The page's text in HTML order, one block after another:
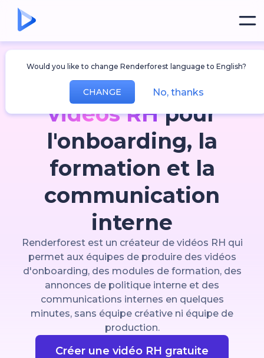
Would you like to change Renderforest language to English?
CHANGE No, thanks
regardent vraiment
Lecréateur de
vidéos RHpour
l'onboarding, la
formation et la
communication
interne
Renderforest est un créateur de vidéos RH qui
permet aux équipes de produire des vidéos
d'onboarding, des modules de formation, des
annonces de politique interne et des
communications internes en quelques
minutes, sans équipe créative ni équipe de
production.
Créer une vidéo RH gratuite